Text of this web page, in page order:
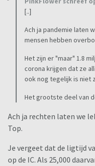
[..]
Ach ja pandemie laten
mensen hebben
Het zijn er "maar" 1.8
corona krijgen dat ze
ook nog tegelijk is niet
Het grootste deel van
Ach ja rechten laten we
Top.
Je vergeet dat de ligtijd
op de IC. Als 25,000